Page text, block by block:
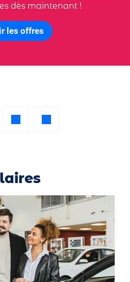
dès maintenant !
les offres